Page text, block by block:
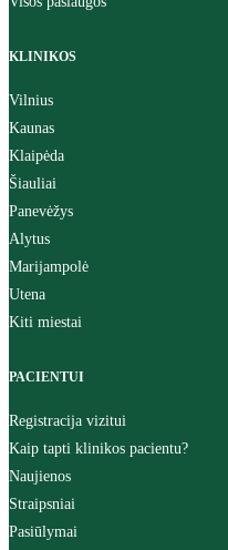
KLINIKOS
Vilnius
Kaunas
Klaipėda
Šiauliai
Panevėžys
Alytus
Marijampolė
Utena
Kiti miestai
PACIENTUI
Registracija vizitui
Kaip tapti klinikos pacientu?
Naujienos
Straipsniai
Pasiūlymai